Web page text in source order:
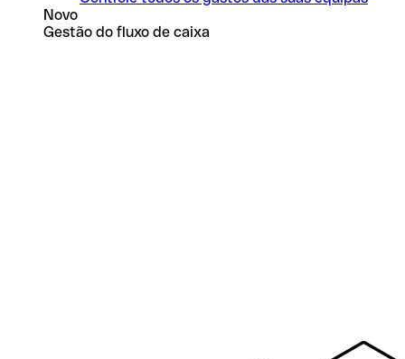
Novo
Gestão do fluxo de caixa